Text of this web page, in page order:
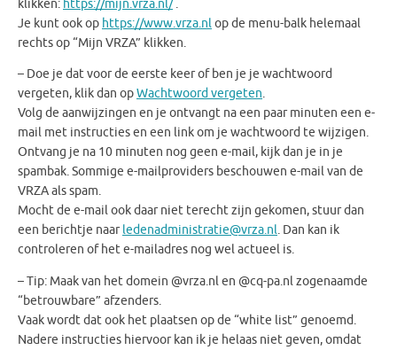
klikken: https://mijn.vrza.nl/.
Je kunt ook op https://www.vrza.nlop de menu-balk helemaal
rechts op “Mijn VRZA” klikken.
– Doe je dat voor de eerste keer of ben je je wachtwoord
vergeten, klik dan opWachtwoord vergeten.
Volg de aanwijzingen en je ontvangt na een paar minuten een e-
mail met instructies en een link om je wachtwoord te wijzigen.
Ontvang je na 10 minuten nog geen e-mail, kijk dan je in je
spambak. Sommige e-mailproviders beschouwen e-mail van de
VRZA als spam.
Mocht de e-mail ook daar niet terecht zijn gekomen, stuur dan
een berichtje naarledenadministratie@vrza.nl. Dan kan ik
controleren of het e-mailadres nog wel actueel is.
– Tip: Maak van het domein @vrza.nl en @cq-pa.nl zogenaamde
“betrouwbare” afzenders.
Vaak wordt dat ook het plaatsen op de “white list” genoemd.
Nadere instructies hiervoor kan ik je helaas niet geven, omdat